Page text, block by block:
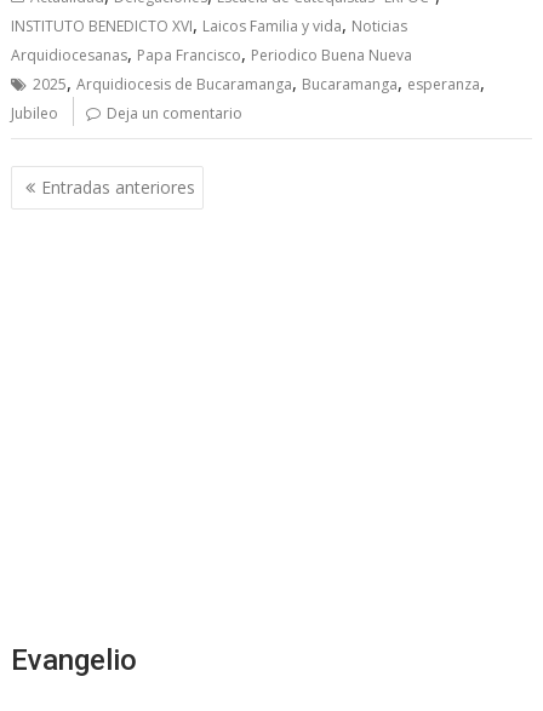
INSTITUTO BENEDICTO XVI, Laicos Familia y vida, Noticias
Arquidiocesanas, Papa Francisco, Periodico Buena Nueva
2025,Arquidiocesis de Bucaramanga, Bucaramanga, esperanza,
Jubileo Deja un comentario
Navegación
de
Entradas anteriores
Evangelio